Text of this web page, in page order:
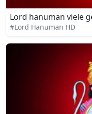
Lord hanuman viele
#Lord Hanuman HD